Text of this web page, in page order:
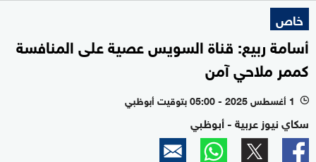
خاص
أسامة ربيع: قناة السويس عصية على المنافسة
كممر ملاحي آمن
l 1 أغسطس 2025 - 05:00 بتوقيت أبوظبي
سكاي نيوز عربية - أبوظبي